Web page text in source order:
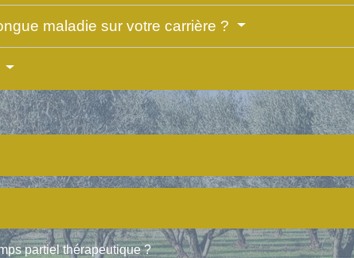
maladie sur votre carrière ?
partiel thérapeutique ?